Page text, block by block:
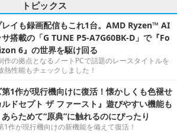
トピックス
レイも録画配信もこれ1台。AMD Ryzen™ AI
搭載の「G TUNE P5-A7G60BK-D」で『Fo
6』の世界を駆け回る
作の拠点となるノートPCで話題のレースタイトルを
熱性能もチェックしました！
1作が現行機向けに復活！懐かしくも色褪せ
ドセプト ザ ファースト』遊びやすい機能も
らためて“原典”に触れるのにぴったり
1作が現行機向けの新機能を備えて復活！